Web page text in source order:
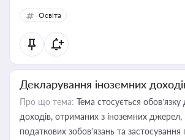
Освіта
Декларування іноземних
Про що тема: Тема стосується
доходів, отриманих з іноземних джерел,
податкових зобов’язань та застосування